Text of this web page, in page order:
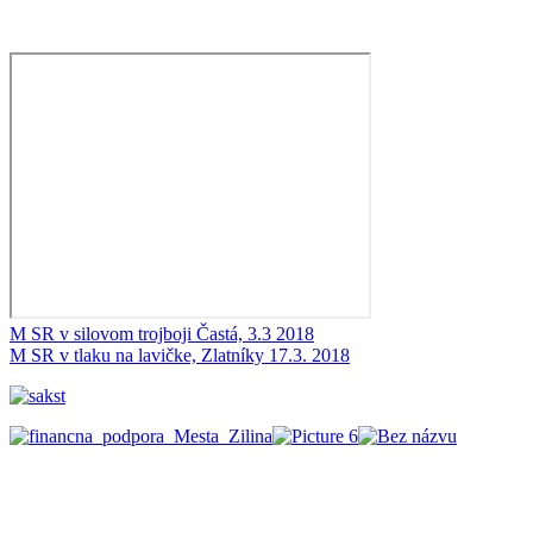
M SR v silovom trojboji Častá, 3.3 2018
M SR v tlaku na lavičke, Zlatníky 17.3. 2018